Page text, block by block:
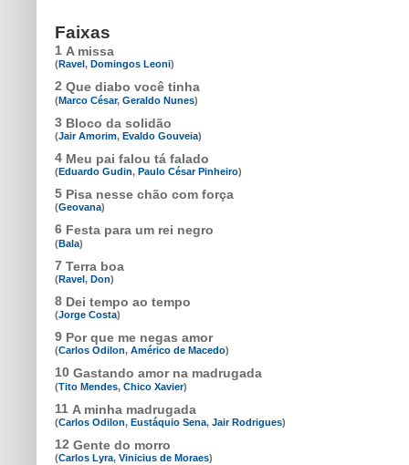
Faixas
1 A missa
(Ravel , Domingos Leoni)
2 Que diabo você tinha
(Marco César, Geraldo Nunes)
3 Bloco da solidão
(Jair Amorim, Evaldo Gouveia)
4 Meu pai falou tá falado
(Eduardo Gudin, Paulo César Pinheiro)
5 Pisa nesse chão com força
(Geovana)
6 Festa para um rei negro
(Bala)
7 Terra boa
(Ravel, Don)
8 Dei tempo ao tempo
(Jorge Costa)
9 Por que me negas amor
(Carlos Odilon, Américo de Macedo)
10 Gastando amor na madrugada
(Tito Mendes, Chico Xavier)
11 A minha madrugada
(Carlos Odilon, Eustáquio Sena, Jair Rodrigues)
12 Gente do morro
(Carlos Lyra, Vinicius de Moraes)